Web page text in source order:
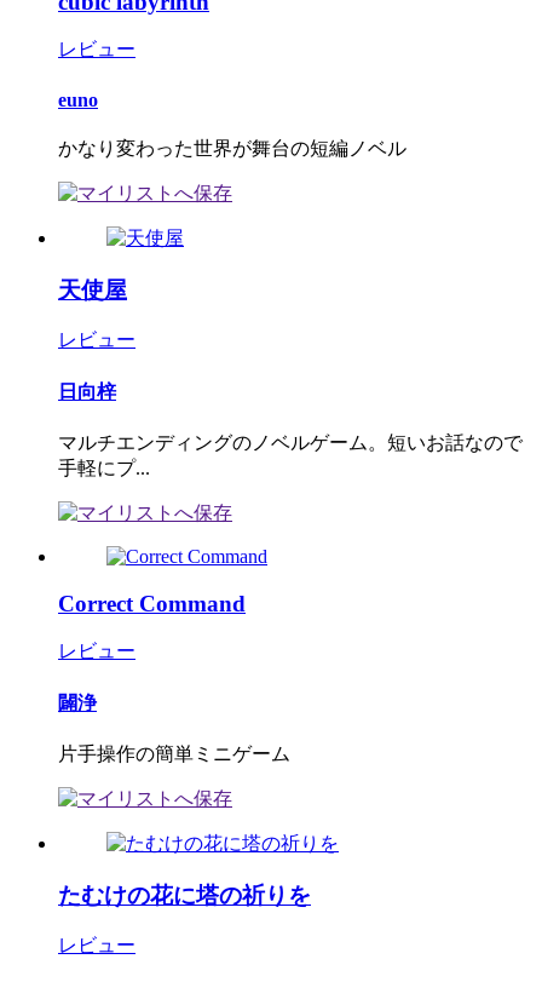
レビュー
euno
かなり変わった世界が舞台の短編ノベル
天使屋
レビュー
日向梓
マルチエンディングのノベルゲーム。短いお話なので
手軽にプ...
Correct Command
レビュー
闢浄
片手操作の簡単ミニゲーム
たむけの花に塔の祈りを
レビュー